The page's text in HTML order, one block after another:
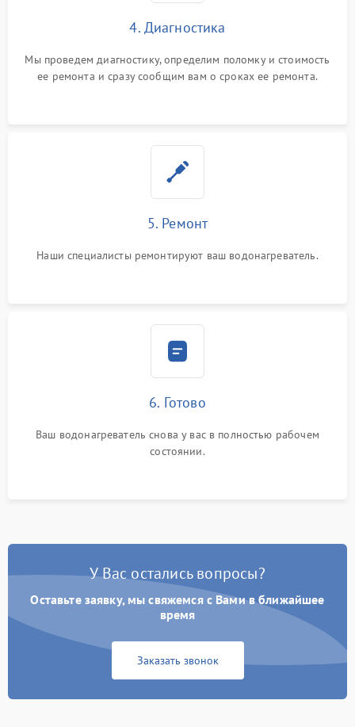
4. Диагностика
Мы проведем диагностику, определим поломку и стоимость
ее ремонта и сразу сообщим вам о сроках ее ремонта.
5. Ремонт
Наши специалисты ремонтируют ваш водонагреватель.
6. Готово
Ваш водонагреватель снова у вас в полностью рабочем
состоянии.
У Вас остались вопросы?
Оставьте заявку, мы свяжемся с Вами в ближайшее
время
Заказать звонок